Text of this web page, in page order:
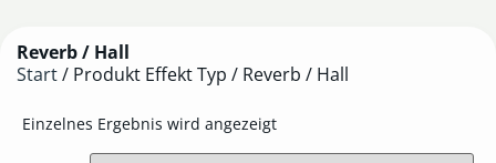
Reverb / Hall
Start/ Produkt Effekt Typ / Reverb / Hall
Einzelnes Ergebnis wird angezeigt